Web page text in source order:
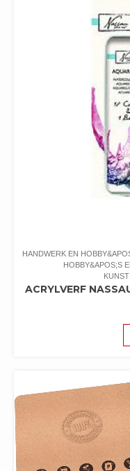
HANDWERK EN
HOBBY&APOS;S
ACRYLVERF